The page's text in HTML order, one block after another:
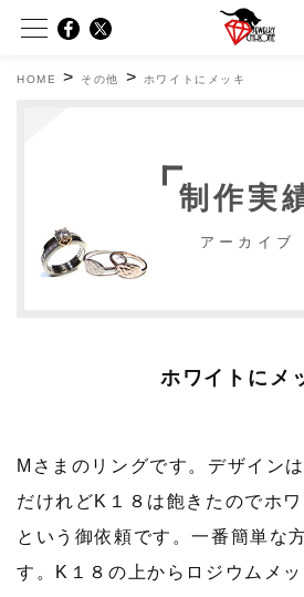
HOME > その他 > ホワイトにメッキ
制作実
アーカイブ
ホワイトにメ
Mさまのリングです。デザイン
だけれどK１８は飽きたのでホ
という御依頼です。一番簡単な
す。K１８の上からロジウムメッ